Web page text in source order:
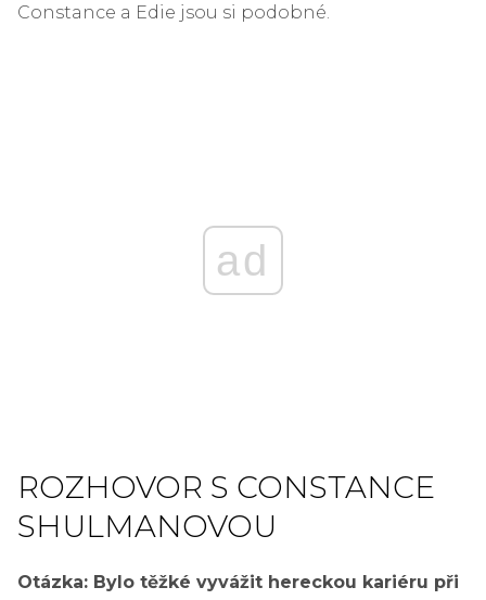
Constance a Edie jsou si podobné.
ad
ROZHOVOR S CONSTANCE
SHULMANOVOU
Otázka: Bylo těžké vyvážit hereckou kariéru při